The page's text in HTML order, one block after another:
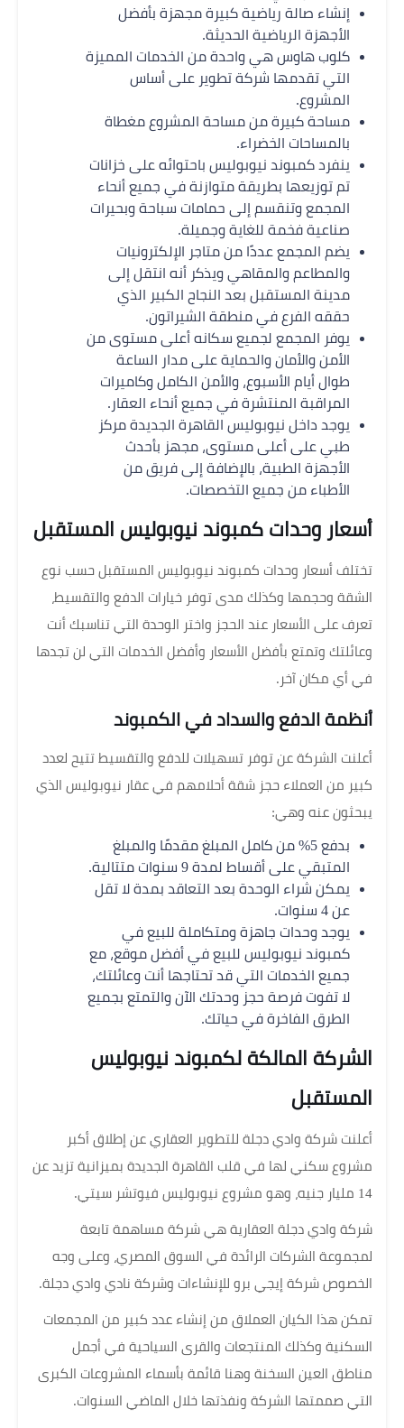
إنشاء صالة رياضية كبيرة مجهزة بأفضل
الأجهزة الرياضية الحديثة.
كلوب هاوس هي واحدة من الخدمات المميزة
التي تقدمها شركة تطوير على أساس
المشروع.
مساحة كبيرة من مساحة المشروع مغطاة
بالمساحات الخضراء.
ينفرد كمبوند نيوبوليس باحتوائه على خزانات
تم توزيعها بطريقة متوازنة في جميع أنحاء
المجمع وتنقسم إلى حمامات سباحة وبحيرات
صناعية فخمة للغاية وجميلة.
يضم المجمع عددًا من متاجر الإلكترونيات
والمطاعم والمقاهي ويذكر أنه انتقل إلى
مدينة المستقبل بعد النجاح الكبير الذي
حققه الفرع في منطقة الشيراتون.
يوفر المجمع لجميع سكانه أعلى مستوى من
الأمن والأمان والحماية على مدار الساعة
طوال أيام الأسبوع، والأمن الكامل وكاميرات
المراقبة المنتشرة في جميع أنحاء العقار.
يوجد داخل نيوبوليس القاهرة الجديدة مركز
طبي على أعلى مستوى، مجهز بأحدث
الأجهزة الطبية، بالإضافة إلى فريق من
الأطباء من جميع التخصصات.
أسعار وحدات كمبوند نيوبوليس المستقبل
تختلف أسعار وحدات كمبوند نيوبوليس المستقبل حسب نوع
الشقة وحجمها وكذلك مدى توفر خيارات الدفع والتقسيط،
تعرف على الأسعار عند الحجز واختر الوحدة التي تناسبك أنت
وعائلتك وتمتع بأفضل الأسعار وأفضل الخدمات التي لن تجدها
في أي مكان آخر.
أنظمة الدفع والسداد في الكمبوند
أعلنت الشركة عن توفر تسهيلات للدفع والتقسيط تتيح لعدد
كبير من العملاء حجز شقة أحلامهم في عقار نيوبوليس الذي
يبحثون عنه وهي:
بدفع 5% من كامل المبلغ مقدمًا والمبلغ
المتبقي على أقساط لمدة 9 سنوات متتالية.
يمكن شراء الوحدة بعد التعاقد بمدة لا تقل
عن 4 سنوات.
يوجد وحدات جاهزة ومتكاملة للبيع في
كمبوند نيوبوليس للبيع في أفضل موقع، مع
جميع الخدمات التي قد تحتاجها أنت وعائلتك،
لا تفوت فرصة حجز وحدتك الآن والتمتع بجميع
الطرق الفاخرة في حياتك.
الشركة المالكة لكمبوند نيوبوليس
المستقبل
أعلنت شركة وادي دجلة للتطوير العقاري عن إطلاق أكبر
مشروع سكني لها في قلب القاهرة الجديدة بميزانية تزيد عن
14 مليار جنيه، وهو مشروع نيوبوليس فيوتشر سيتي.
شركة وادي دجلة العقارية هي شركة مساهمة تابعة
لمجموعة الشركات الرائدة في السوق المصري، وعلى وجه
الخصوص شركة إيجي برو للإنشاءات وشركة نادي وادي دجلة.
تمكن هذا الكيان العملاق من إنشاء عدد كبير من المجمعات
السكنية وكذلك المنتجعات والقرى السياحية في أجمل
مناطق العين السخنة وهنا قائمة بأسماء المشروعات الكبرى
التي صممتها الشركة ونفذتها خلال الماضي السنوات.